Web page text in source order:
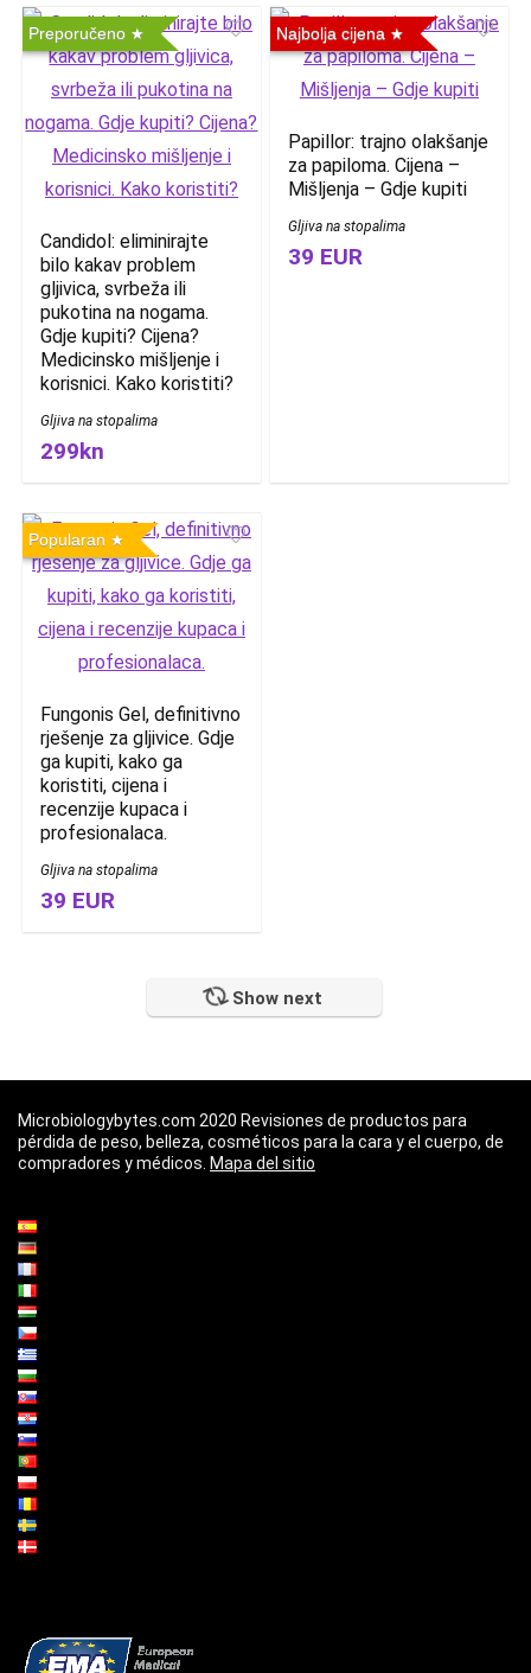
Preporučeno
Candidol: eliminirajte
bilo kakav problem
gljivica, svrbeža ili
pukotina na nogama.
Gdje kupiti? Cijena?
Medicinsko mišljenje i
korisnici. Kako koristiti?
Gljiva na stopalima
299kn
Najbolja cijena
Papillor: trajno olakšanje
za papiloma. Cijena –
Mišljenja – Gdje kupiti
Gljiva na stopalima
39 EUR
Popularan
Fungonis Gel, definitivno
rješenje za gljivice. Gdje
ga kupiti, kako ga
koristiti, cijena i
recenzije kupaca i
profesionalaca.
Gljiva na stopalima
39 EUR
Show next
Microbiologybytes.com 2020 Revisiones de productos para
pérdida de peso, belleza, cosméticos para la cara y el cuerpo, de
compradores y médicos. Mapa del sitio